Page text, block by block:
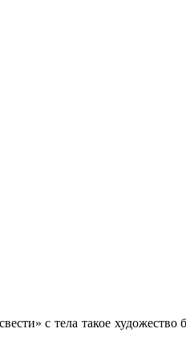
с тела такое художество